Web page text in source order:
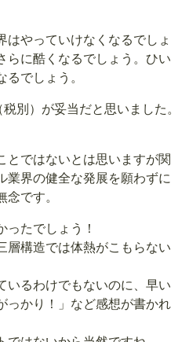
はやっていけなくなるでしょ
らに酷くなるでしょう。ひい
でしょう。
別）が妥当だと思いました。
とではないとは思いますが関
業界の健全な発展を願わずに
です。
ったでしょう！
層構造では体熱がこもらない
いるわけでもないのに、早い
っかり！」など感想が書かれ